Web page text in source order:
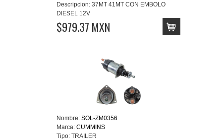
Descripcion: 37MT 41MT CON EMBOLO
DIESEL 12V
$979.37 MXN
Nombre: SOL-ZM0356
Marca: CUMMINS
Tipo: TRAILER